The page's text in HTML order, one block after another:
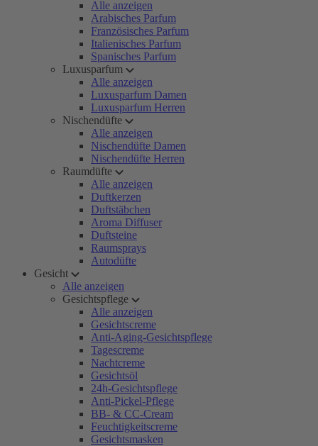
Alle anzeigen
Arabisches Parfum
Französisches Parfum
Italienisches Parfum
Spanisches Parfum
Luxusparfum
Alle anzeigen
Luxusparfum Damen
Luxusparfum Herren
Nischendüfte
Alle anzeigen
Nischendüfte Damen
Nischendüfte Herren
Raumdüfte
Alle anzeigen
Duftkerzen
Duftstäbchen
Aroma Diffuser
Duftsteine
Raumsprays
Autodüfte
Gesicht
Alle anzeigen
Gesichtspflege
Alle anzeigen
Gesichtscreme
Anti-Aging-Gesichtspflege
Tagescreme
Nachtcreme
Gesichtsöl
24h-Gesichtspflege
Anti-Pickel-Pflege
BB- & CC-Cream
Feuchtigkeitscreme
Gesichtsmasken